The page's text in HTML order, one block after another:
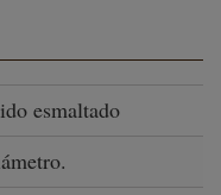
esmaltado